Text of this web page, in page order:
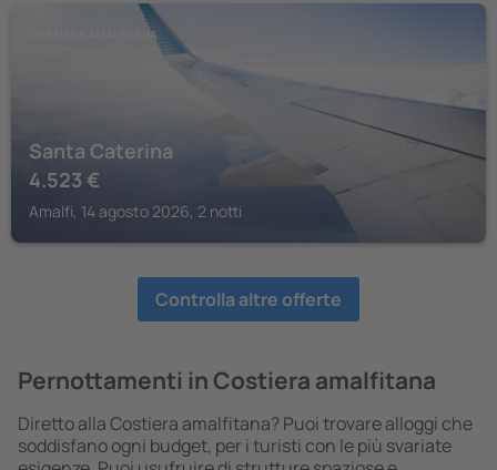
COSTIERA AMALFITANA
Santa Caterina
4.523 €
Amalfi, 14 agosto 2026, 2 notti
Controlla altre offerte
Pernottamenti in Costiera amalfitana
Diretto alla Costiera amalfitana? Puoi trovare alloggi che
soddisfano ogni budget, per i turisti con le più svariate